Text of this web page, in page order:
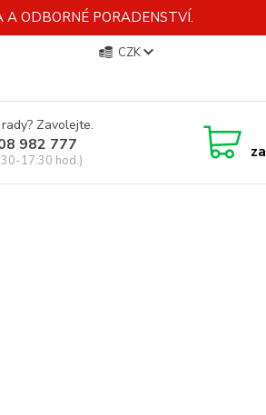
A ODBORNÉ PORADENSTVÍ.
CZK
Zavolejte.
982 777
17:30 hod.) za